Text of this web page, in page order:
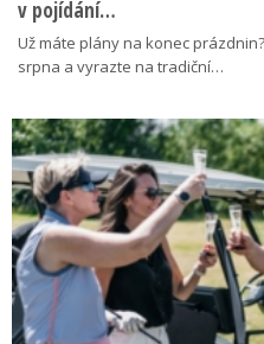
v pojídání…
Už máte plány na konec
srpna a vyrazte na tradiční…